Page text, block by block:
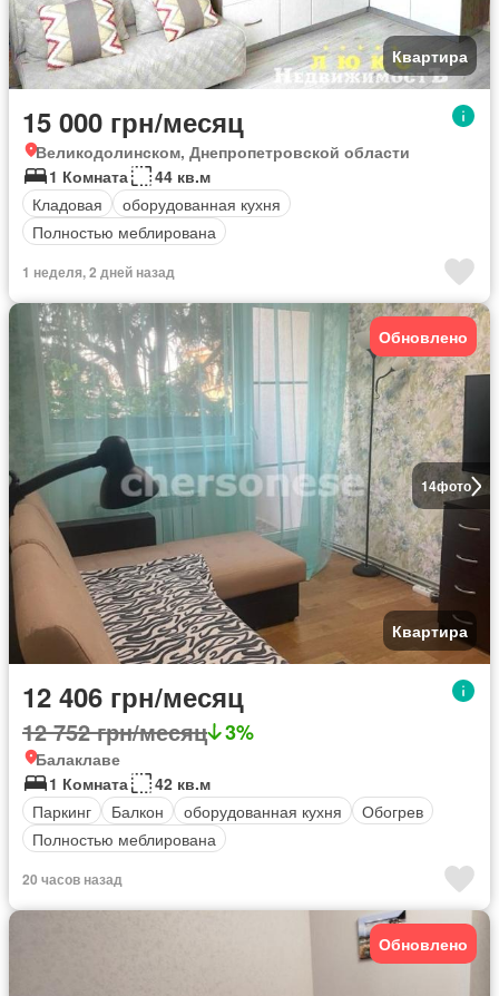
Квартира
15 000 грн/месяц
Великодолинском, Днепропетровской области
1 Комната
44 кв.м
Кладовая
оборудованная кухня
Полностью меблирована
1 неделя, 2 дней назад
14фото
Обновлено
Квартира
12 406 грн/месяц
12 752 грн/месяц 3%
Балаклаве
1 Комната
42 кв.м
Паркинг
Балкон оборудованная кухня
Обогрев
Полностью меблирована
20 часов назад
Обновлено